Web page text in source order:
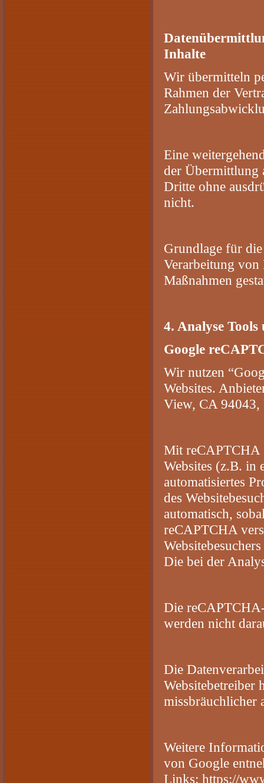
Inhalte
Wir übermitteln
Rahmen der
Eine
der Übermittlung
Dritte ohne
nicht.
Grundlage für
Verarbeitung
Maßnahmen
4. Analyse
Google
Wir nutzen
Websites.
View, CA 94043,
Mit reCAPTCHA
Websites (z.B. in
automatisiertes
des
automatisch,
reCAPTCHA
Die bei der
Die
werden nicht
Die
Websitebetreiber
missbräuchlicher
Weitere
von Google
Links: https://